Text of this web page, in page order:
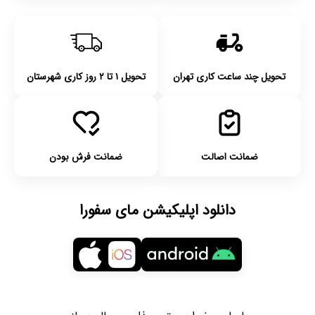
تحویل چند ساعت کاری تهران تحویل ۱ تا ۲ روز کاری شهرستان
ضمانت اصالت ضمانت فرش بودن
دانلود اپلیکیشن مای سفورا